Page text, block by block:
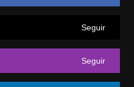
Seguir
Seguir